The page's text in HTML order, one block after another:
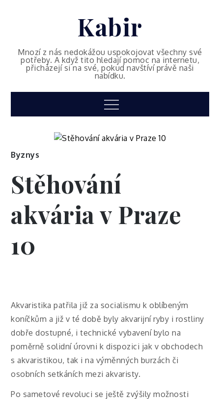
Kabir
Mnozí z nás nedokážou uspokojovat všechny své
potřeby. A když tito hledají pomoc na internetu,
přicházejí si na své, pokud navštíví právě naši
nabídku.
Menu
Byznys
Stěhování
akvária v Praze
10
Akvaristika patřila již za socialismu k oblíbeným
koníčkům a již v té době byly akvarijní ryby i rostliny
dobře dostupné, i technické vybavení bylo na
poměrně solidní úrovni k dispozici jak v obchodech
s akvaristikou, tak i na výměnných burzách či
osobních setkáních mezi akvaristy.
Po sametové revoluci se ještě zvýšily možnosti